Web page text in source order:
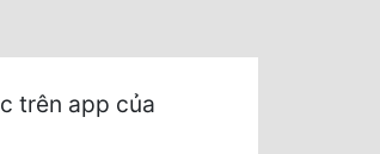
trên app của